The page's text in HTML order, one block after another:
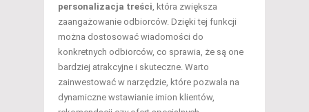
personalizacja treści , która zwiększa
zaangażowanie odbiorców. Dzięki tej funkcji
można dostosować wiadomości do
konkretnych odbiorców, co sprawia, że są one
bardziej atrakcyjne i skuteczne. Warto
zainwestować w narzędzie, które pozwala na
dynamiczne wstawianie imion klientów,